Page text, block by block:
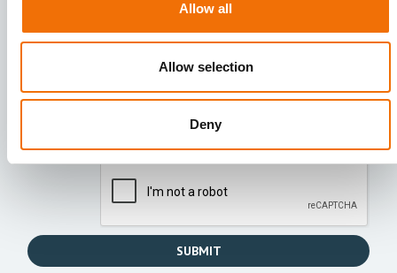
Allow all
Allow selection
Deny
I agree to receive other communications from Mentice.
for details or to opt-out at any
time.*